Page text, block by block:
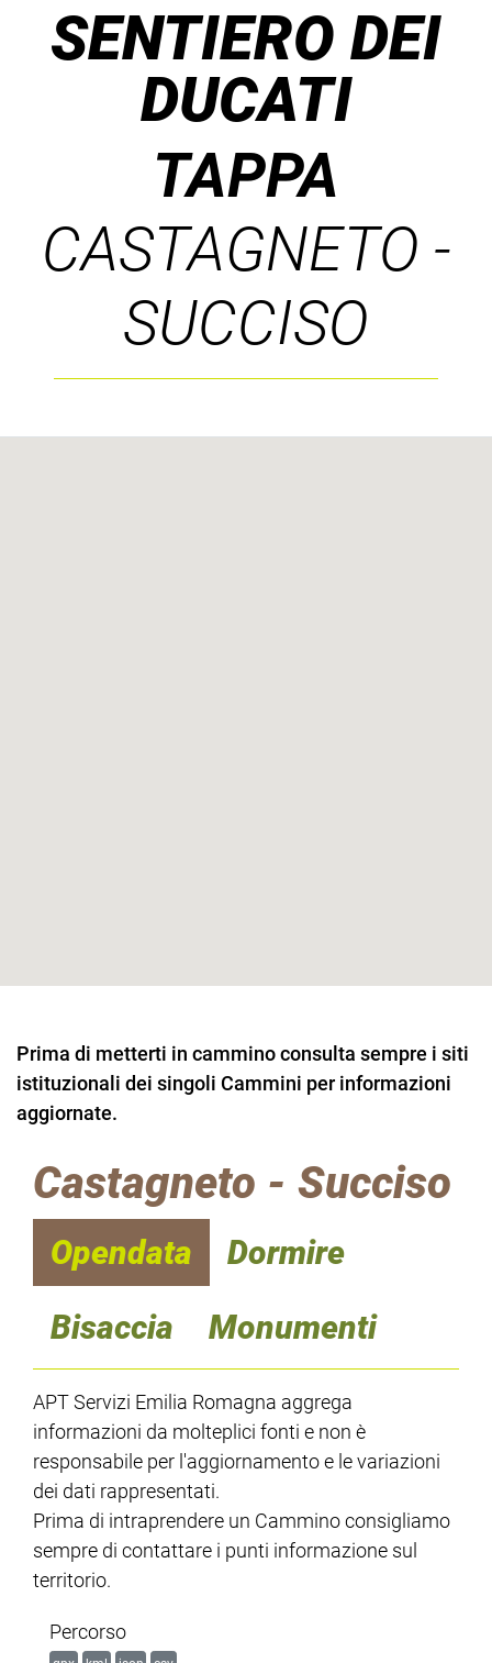
SENTIERO DEI
DUCATI
TAPPA
CASTAGNETO -
SUCCISO
Prima di metterti in cammino consulta sempre i siti
istituzionali dei singoli Cammini per informazioni
aggiornate.
Castagneto - Succiso
Opendata
Dormire
Bisaccia
Monumenti
APT Servizi Emilia Romagna aggrega
informazioni da molteplici fonti e non è
responsabile per l'aggiornamento e le variazioni
dei dati rappresentati.
Prima di intraprendere un Cammino consigliamo
sempre di contattare i punti informazione sul
territorio.
Percorso